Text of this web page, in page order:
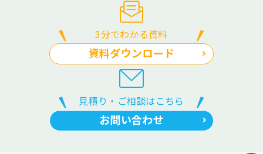
3分でわかる資料
資料ダウンロード
見積り・ご相談はこちら
お問い合わせ